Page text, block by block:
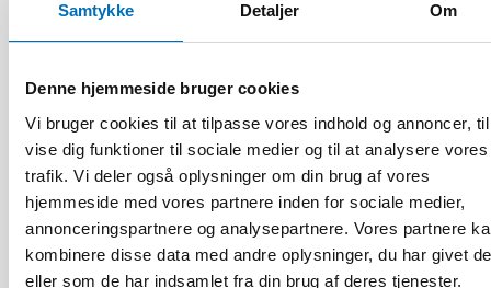
Samtykke Detaljer Om
Denne hjemmeside bruger cookies
Vi bruger cookies til at tilpasse vores indhold og annoncer,
vise dig funktioner til sociale medier og til at analysere vores
trafik. Vi deler også oplysninger om din brug af vores
hjemmeside med vores partnere inden for sociale medier,
annonceringspartnere og analysepartnere. Vores partnere
kombinere disse data med andre oplysninger, du har givet
eller som de har indsamlet fra din brug af deres tjenester.
Norge